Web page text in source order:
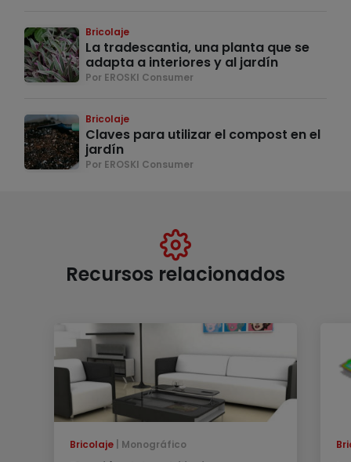
Bricolaje
La tradescantia, una planta que se
adapta a interiores y al jardín
Por EROSKI Consumer
Bricolaje
Claves para utilizar el compost en el
jardín
Por EROSKI Consumer
Recursos relacionados
Bricolaje Monográfico